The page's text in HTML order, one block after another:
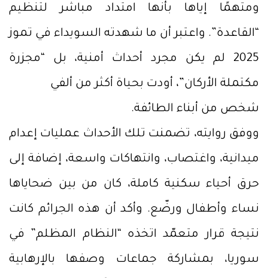
ومتهمًا إياها بأنها امتداد مباشر لتنظيم
“القاعدة”. واعتبر أن ما شهدته السويداء في تموز
2025 لم يكن مجرد أحداث أمنية، بل “مجزرة
مكتملة الأركان”، أودت بحياة أكثر من ألفي
شخص من أبناء الطائفة.
ووفق روايته، تضمنت تلك الأحداث عمليات إعدام
ميدانية، واغتصاب، وانتهاكات واسعة، إضافة إلى
حرق أحياء سكنية كاملة، كان من بين ضحاياها
نساء وأطفال ورضّع. وأكد أن هذه الجرائم كانت
نتيجة قرار متعمّد اتخذه “النظام المظلم” في
سوريا، بمشاركة جماعات وصفها بالإرهابية